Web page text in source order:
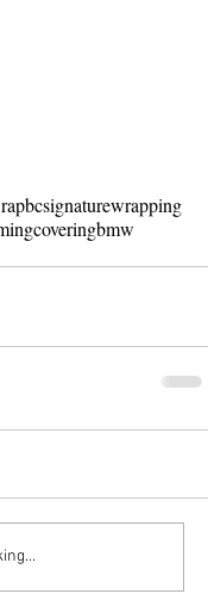
bcsignaturewrapping
coveringbmw